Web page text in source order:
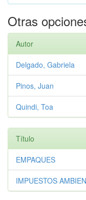
Otras
Autor
Delgado, Gabriela
Pinos, Juan
Quindi, Toa
Título
EMPAQUES
IMPUESTOS